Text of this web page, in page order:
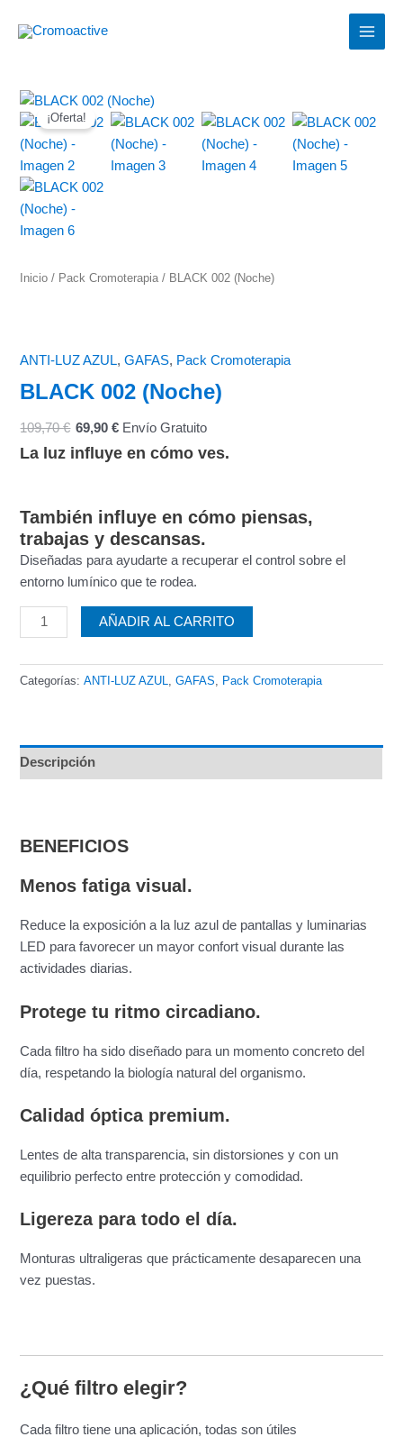
MAIN
¡Oferta!
Inicio / Pack Cromoterapia / BLACK 002 (Noche)
ANTI-LUZ AZUL,GAFAS, Pack Cromoterapia
BLACK 002 (Noche)
109,70€
El
precio
original
109,70 €.
69,90€
El
precio
actual
es:
Envío Gratuito
La luz influye en cómo ves.
También influye en cómo piensas,
trabajas y descansas.
Diseñadas para ayudarte a recuperar el control sobre el
entorno lumínico que te rodea.
BLACK
002
(Noche)
cantidad
AÑADIR AL CARRITO
Categorías:ANTI-LUZ AZUL,GAFAS, Pack Cromoterapia
Descripción
BENEFICIOS
Menos fatiga visual.
Reduce la exposición a la luz azul de pantallas y luminarias
LED para favorecer un mayor confort visual durante las
actividades diarias.
Protege tu ritmo circadiano.
Cada filtro ha sido diseñado para un momento concreto del
día, respetando la biología natural del organismo.
Calidad óptica premium.
Lentes de alta transparencia, sin distorsiones y con un
equilibrio perfecto entre protección y comodidad.
Ligereza para todo el día.
Monturas ultraligeras que prácticamente desaparecen una
vez puestas.
¿Qué filtro elegir?
Cada filtro tiene una aplicación, todas son útiles